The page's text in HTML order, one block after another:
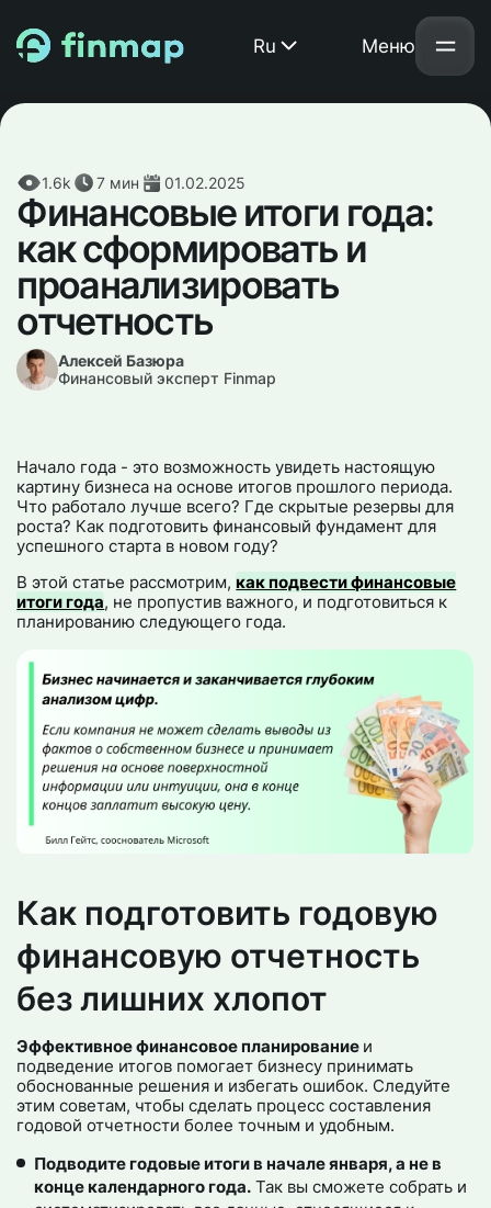
Меню
Ru
1.6k 7 мин 01.02.2025
Финансовые итоги года:
как сформировать и
проанализировать
отчетность
Алексей Базюра
Финансовый эксперт Finmap
Начало года - это возможность увидеть настоящую
картину бизнеса на основе итогов прошлого периода.
Что работало лучше всего? Где скрытые резервы для
роста? Как подготовить финансовый фундамент для
успешного старта в новом году?
В этой статье рассмотрим,как подвести финансовые
итоги года, не пропустив важного, и подготовиться к
планированию следующего года.
Как подготовить годовую
финансовую отчетность
без лишних хлопот
Эффективное финансовое планирование и
подведение итогов помогает бизнесу принимать
обоснованные решения и избегать ошибок. Следуйте
этим советам, чтобы сделать процесс составления
годовой отчетности более точным и удобным.
Подводите годовые итоги в начале января, а не в
конце календарного года.Так вы сможете собрать и